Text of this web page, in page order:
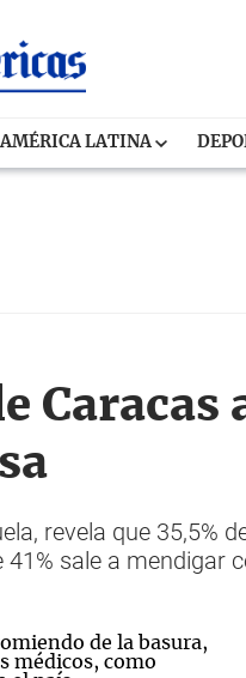
AMÉRICA LATINA
Caracas
revela que 35,5%
sale a mendigar